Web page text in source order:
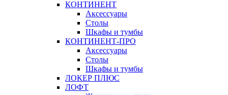
КОНТИНЕНТ
Аксессуары
Столы
Шкафы и тумбы
КОНТИНЕНТ-ПРО
Аксессуары
Столы
Шкафы и тумбы
ЛОКЕР ПЛЮС
ЛОФТ